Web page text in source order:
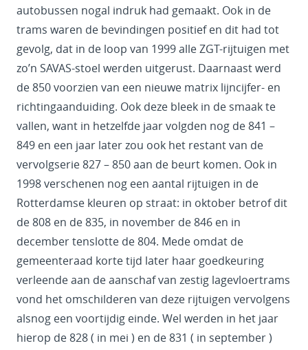
autobussen nogal indruk had gemaakt. Ook in de
trams waren de bevindingen positief en dit had tot
gevolg, dat in de loop van 1999 alle ZGT-rijtuigen met
zo’n SAVAS-stoel werden uitgerust. Daarnaast werd
de 850 voorzien van een nieuwe matrix lijncijfer- en
richtingaanduiding. Ook deze bleek in de smaak te
vallen, want in hetzelfde jaar volgden nog de 841 –
849 en een jaar later zou ook het restant van de
vervolgserie 827 – 850 aan de beurt komen. Ook in
1998 verschenen nog een aantal rijtuigen in de
Rotterdamse kleuren op straat: in oktober betrof dit
de 808 en de 835, in november de 846 en in
december tenslotte de 804. Mede omdat de
gemeenteraad korte tijd later haar goedkeuring
verleende aan de aanschaf van zestig lagevloertrams
vond het omschilderen van deze rijtuigen vervolgens
alsnog een voortijdig einde. Wel werden in het jaar
hierop de 828 ( in mei ) en de 831 ( in september )